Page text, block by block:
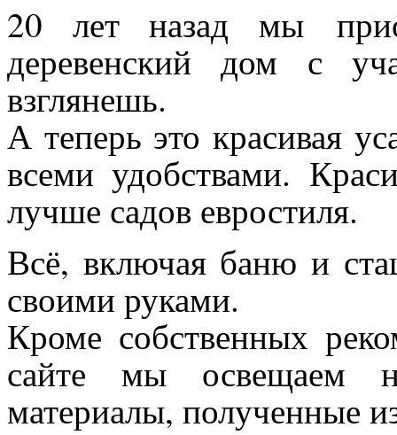
20 лет назад мы
деревенский дом с
взглянешь.
А теперь это красивая
всеми удобствами.
лучше садов евростиля.
Всё, включая баню и
своими руками.
Кроме собственных
сайте мы освещаем
материалы, полученные